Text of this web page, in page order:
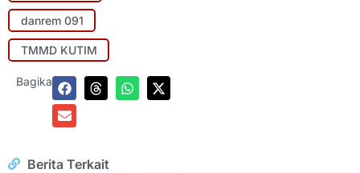
danrem 091
TMMD KUTIM
Bagikan:
Berita Terkait